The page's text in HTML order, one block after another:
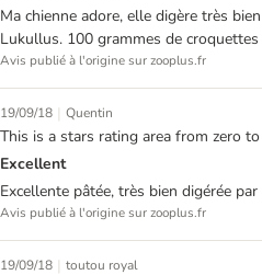
Ma chienne adore, elle digère très
Lukullus. 100 grammes de
Avis publié à l'origine sur zooplus.fr
19/09/18 | Quentin
This is a stars rating area from zero
Excellent
Excellente pâtée, très bien digérée
Avis publié à l'origine sur zooplus.fr
19/09/18 | toutou royal